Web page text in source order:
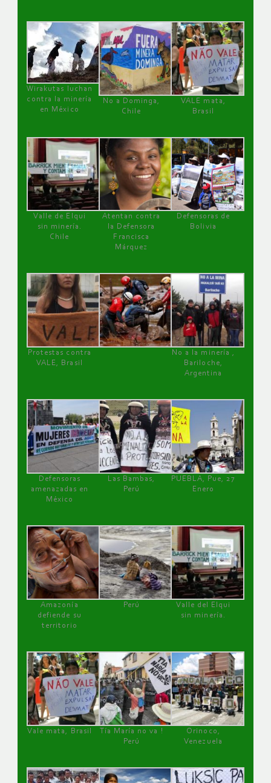
Wirakutas luchan
contra la minería
en México
No a Dominga,
Chile
VALE mata,
Brasil
Valle de Elqui
sin minería.
Chile
Atentan contra
la Defensora
Francisca
Márquez
Defensoras de
Bolivia
Protestas contra
VALE, Brasil
No a la minería ,
Bariloche,
Argentina
Defensoras
amenazadas en
México
Las Bambas,
Perú
PUEBLA, Pue, 27
Enero
Amazonía
defiende su
territorio
Perú
Valle del Elqui
sin minería.
Vale mata, Brasil
Tía María no va !
Perú
Orinoco,
Venezuela